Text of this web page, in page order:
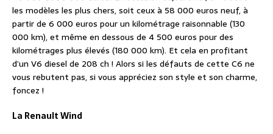
les modèles les plus chers, soit ceux à 58 000 euros neuf, à
partir de 6 000 euros pour un kilométrage raisonnable (130
000 km), et même en dessous de 4 500 euros pour des
kilométrages plus élevés (180 000 km). Et cela en profitant
d’un V6 diesel de 208 ch ! Alors si les défauts de cette C6 ne
vous rebutent pas, si vous appréciez son style et son charme,
foncez !
La Renault Wind